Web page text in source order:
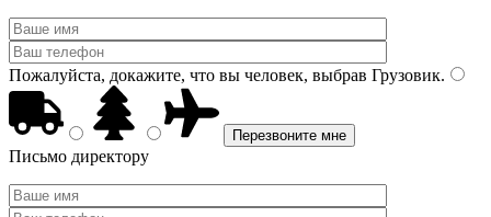
Пожалуйста, докажите, что вы человек, выбрав Грузовик.
Письмо директору